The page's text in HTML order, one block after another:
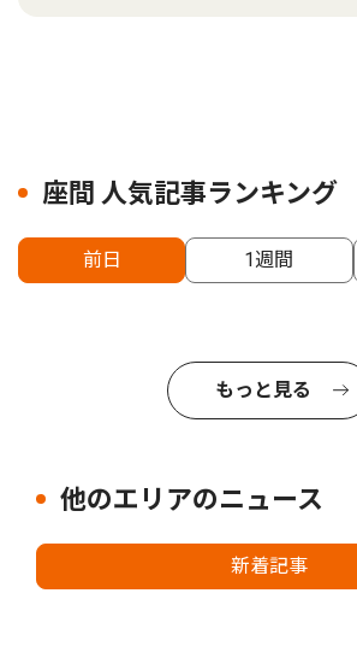
座間 人気記事ランキング
前日 1週間
もっと見る
他のエリアのニュース
新着記事